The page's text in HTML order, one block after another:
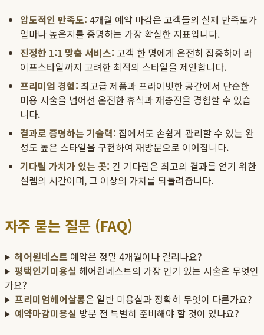
압도적인 만족도: 4개월 예약 마감은 고객들의 실제 만족도가
얼마나 높은지를 증명하는 가장 확실한 지표입니다.
진정한 1:1 맞춤 서비스: 고객 한 명에게 온전히 집중하여 라
이프스타일까지 고려한 최적의 스타일을 제안합니다.
프리미엄 경험: 최고급 제품과 프라이빗한 공간에서 단순한
미용 시술을 넘어선 온전한 휴식과 재충전을 경험할 수 있습
니다.
결과로 증명하는 기술력: 집에서도 손쉽게 관리할 수 있는 완
성도 높은 스타일을 구현하여 재방문으로 이어집니다.
기다릴 가치가 있는 곳: 긴 기다림은 최고의 결과를 얻기 위한
설렘의 시간이며, 그 이상의 가치를 되돌려줍니다.
자주 묻는 질문 (FAQ)
헤어원네스트 예약은 정말 4개월이나 걸리나요?
평택인기미용실 헤어원네스트의 가장 인기 있는 시술은 무엇인
가요?
프리미엄헤어살롱은 일반 미용실과 정확히 무엇이 다른가요?
예약마감미용실 방문 전 특별히 준비해야 할 것이 있나요?